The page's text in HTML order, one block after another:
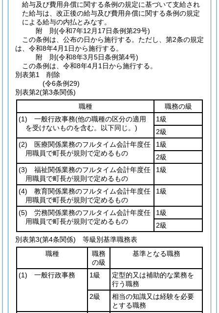
給与及び費用弁償に関する条例の規定に基づいて支給され
た給与は、改正後の給与及び費用弁償に関する条例の規定
による給与の内払とみなす。
附 則(令和7年12月17日条例第29号)
この条例は、公布の日から施行する。 ただし、第2条の規定
は、令和8年4月1日から施行する。
附 則(令和8年3月5日条例第4号)
この条例は、令和8年4月1日から施行する。
別表第1
削除
(令6条例29)
別表第2(第3条関係)
職種
職務の級
(1) 一般行政事務(他の職種の区分の適用
を受けないものを含む。以下同じ。)
1級
2級
(2) 医療関係業務のフルタイム会計年度任
用職員で町長が規則で定めるもの
1級
2級
(3) 福祉関係業務のフルタイム会計年度任
用職員で町長が規則で定めるもの
1級
(4) 教育関係業務のフルタイム会計年度任
用職員で町長が規則で定めるもの
1級
(5) 労務関係業務のフルタイム会計年度任
用職員で町長が規則で定めるもの
1級
2級
別表第3(第4条関係) 等級別基準職務表
職種
職務
の級
基準となる職務
(1) 一般行政事務 1級
定型的又は補助的な業務を
行う職務
2級
相当の知識又は経験を必要
とする職務